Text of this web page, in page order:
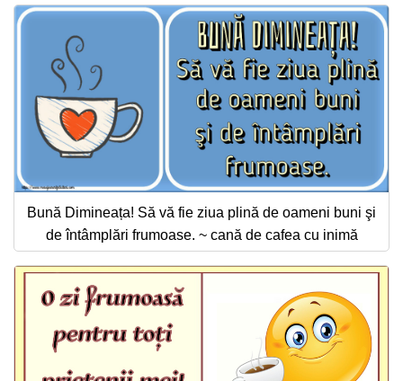
Bună Dimineața! Să vă fie ziua plină de oameni buni şi
de întâmplări frumoase. ~ cană de cafea cu inimă